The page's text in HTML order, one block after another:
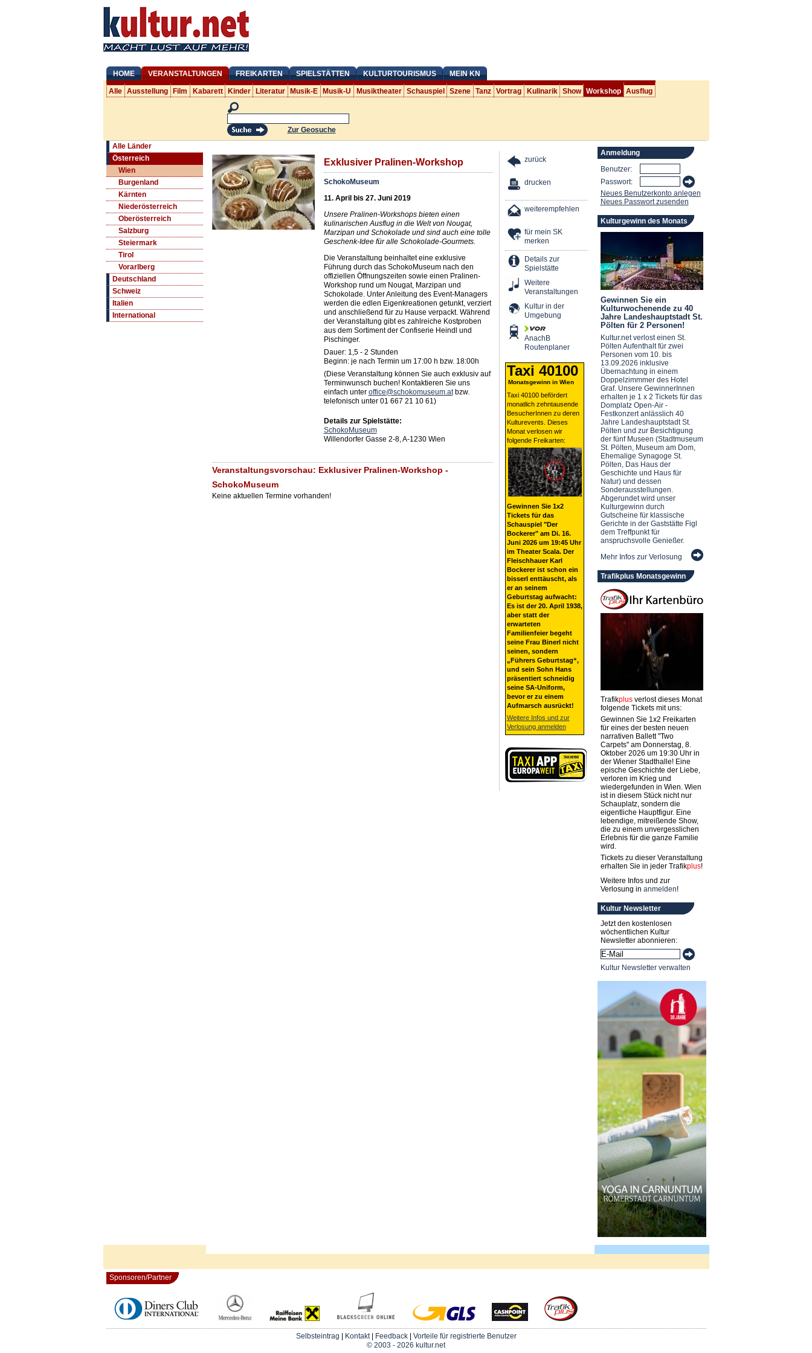
HOME VERANSTALTUNGEN FREIKARTEN SPIELSTÄTTEN KULTURTOURISMUS MEIN KN
Alle Ausstellung Film Kabarett Kinder Literatur Musik-E Musik-U Musiktheater Schauspiel Szene Tanz Vortrag Kulinarik Show Workshop Ausflug
Zur Geosuche
Alle Länder
Österreich
Wien
Burgenland
Kärnten
Niederösterreich
Oberösterreich
Salzburg
Steiermark
Tirol
Vorarlberg
Deutschland
Schweiz
Italien
International
Exklusiver Pralinen-Workshop
SchokoMuseum
11. April bis 27. Juni 2019
Unsere Pralinen-Workshops bieten einen
kulinarischen Ausflug in die Welt von Nougat,
Marzipan und Schokolade und sind auch eine tolle
Geschenk-Idee für alle Schokolade-Gourmets.
Die Veranstaltung beinhaltet eine exklusive
Führung durch das SchokoMuseum nach den
offiziellen Öffnungszeiten sowie einen Pralinen-
Workshop rund um Nougat, Marzipan und
Schokolade. Unter Anleitung des Event-Managers
werden die edlen Eigenkreationen getunkt, verziert
und anschließend für zu Hause verpackt. Während
der Veranstaltung gibt es zahlreiche Kostproben
aus dem Sortiment der Confiserie Heindl und
Pischinger.
Dauer: 1,5 - 2 Stunden
Beginn: je nach Termin um 17:00 h bzw. 18:00h
(Diese Veranstaltung können Sie auch exklusiv auf
Terminwunsch buchen! Kontaktieren Sie uns
einfach unter office@schokomuseum.atbzw.
telefonisch unter 01 667 21 10 61)
Details zur Spielstätte:
SchokoMuseum
Willendorfer Gasse 2-8, A-1230 Wien
Veranstaltungsvorschau: Exklusiver Pralinen-Workshop -
SchokoMuseum
Keine aktuellen Termine vorhanden!
zurück
drucken
weiterempfehlen
für mein SK
merken
Details zur
Spielstätte
Weitere
Veranstaltungen
Kultur in der
Umgebung
AnachB
Routenplaner
Taxi 40100
Monatsgewinn in Wien
Taxi 40100 befördert
monatlich zehntausende
BesucherInnen zu deren
Kulturevents. Dieses
Monat verlosen wir
folgende Freikarten:
Gewinnen Sie 1x2
Tickets für das
Schauspiel "Der
Bockerer" am Di. 16.
Juni 2026 um 19:45 Uhr
im Theater Scala. Der
Fleischhauer Karl
Bockerer ist schon ein
bisserl enttäuscht, als
er an seinem
Geburtstag aufwacht:
Es ist der 20. April 1938,
aber statt der
erwarteten
Familienfeier begeht
seine Frau Binerl nicht
seinen, sondern
„Führers Geburtstag“,
und sein Sohn Hans
präsentiert schneidig
seine SA-Uniform,
bevor er zu einem
Aufmarsch ausrückt!
Weitere Infos und zur
Verlosung anmelden
Anmeldung
Benutzer:
Passwort:
Neues Benutzerkonto anlegen
Neues Passwort zusenden
Kulturgewinn des Monats
Gewinnen Sie ein
Kulturwochenende zu 40
Jahre Landeshauptstadt St.
Pölten für 2 Personen!
Kultur.net verlost einen St.
Pölten Aufenthalt für zwei
Personen vom 10. bis
13.09.2026 inklusive
Übernachtung in einem
Doppelzimmmer des Hotel
Graf. Unsere GewinnerInnen
erhalten je 1 x 2 Tickets für das
Domplatz Open-Air -
Festkonzert anlässlich 40
Jahre Landeshauptstadt St.
Pölten und zur Besichtigung
der fünf Museen (Stadtmuseum
St. Pölten, Museum am Dom,
Ehemalige Synagoge St.
Pölten, Das Haus der
Geschichte und Haus für
Natur) und dessen
Sonderausstellungen.
Abgerundet wird unser
Kulturgewinn durch
Gutscheine für klassische
Gerichte in der Gaststätte Figl
dem Treffpunkt für
anspruchsvolle Genießer.
Mehr Infos zur Verlosung
Trafikplus Monatsgewinn
Trafikplusverlost dieses Monat
folgende Tickets mit uns:
Gewinnen Sie 1x2 Freikarten
für eines der besten neuen
narrativen Ballett "Two
Carpets" am Donnerstag, 8.
Oktober 2026 um 19:30 Uhr in
der Wiener Stadthalle! Eine
epische Geschichte der Liebe,
verloren im Krieg und
wiedergefunden in Wien. Wien
ist in diesem Stück nicht nur
Schauplatz, sondern die
eigentliche Hauptfigur. Eine
lebendige, mitreißende Show,
die zu einem unvergesslichen
Erlebnis für die ganze Familie
wird.
Tickets zu dieser Veranstaltung
erhalten Sie in jeder Trafikplus!
Weitere Infos und zur
Verlosung in anmelden!
Kultur Newsletter
Jetzt den kostenlosen
wöchentlichen Kultur
Newsletter abonnieren:
Kultur Newsletter verwalten
Sponsoren/Partner
Selbsteintrag Kontakt| Feedback| Vorteile für registrierte Benutzer
© 2003 - 2026 kultur.net